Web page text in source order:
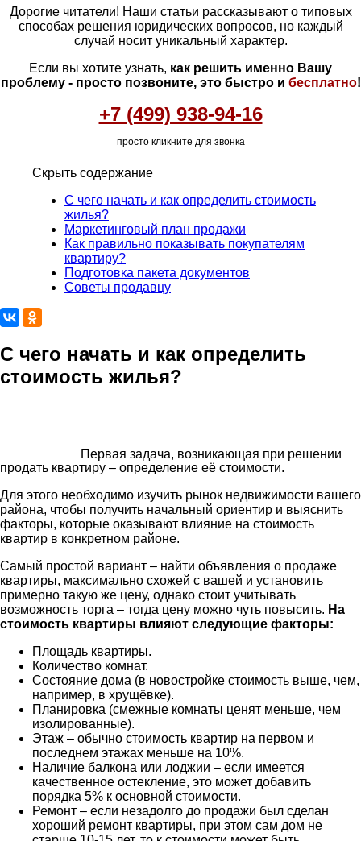
Дорогие читатели! Наши статьи рассказывают о типовых
способах решения юридических вопросов, но каждый
случай носит уникальный характер.
Если вы хотите узнать, как решить именно Вашу
проблему - просто позвоните, это быстро и бесплатно!
+7 (499) 938-94-16
просто кликните для звонка
Скрыть содержание
С чего начать и как определить стоимость
жилья?
Маркетинговый план продажи
Как правильно показывать покупателям
квартиру?
Подготовка пакета документов
Советы продавцу
С чего начать и как определить
стоимость жилья?
Первая задача, возникающая при решении
продать квартиру – определение её стоимости.
Для этого необходимо изучить рынок недвижимости вашего
района, чтобы получить начальный ориентир и выяснить
факторы, которые оказывают влияние на стоимость
квартир в конкретном районе.
Самый простой вариант – найти объявления о продаже
квартиры, максимально схожей с вашей и установить
примерно такую же цену, однако стоит учитывать
возможность торга – тогда цену можно чуть повысить. На
стоимость квартиры влияют следующие факторы:
Площадь квартиры.
Количество комнат.
Состояние дома (в новостройке стоимость выше, чем,
например, в хрущёвке).
Планировка (смежные комнаты ценят меньше, чем
изолированные).
Этаж – обычно стоимость квартир на первом и
последнем этажах меньше на 10%.
Наличие балкона или лоджии – если имеется
качественное остекление, это может добавить
порядка 5% к основной стоимости.
Ремонт – если незадолго до продажи был сделан
хороший ремонт квартиры, при этом сам дом не